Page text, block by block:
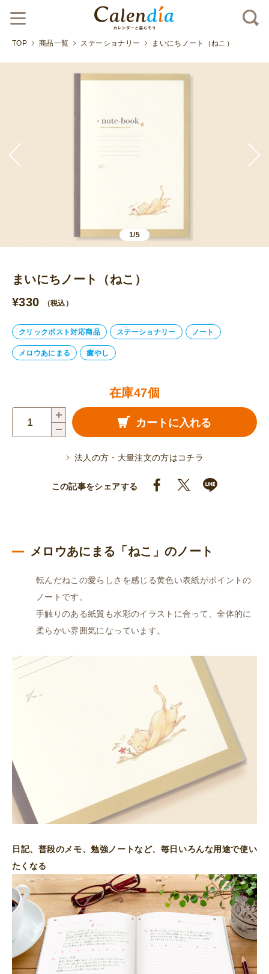
TOP 商品一覧 ステーショナリー まいにちノート（ねこ）
1/5
まいにちノート（ねこ）
¥330 （税込）
クリックポスト対応商品 ステーショナリー ノート
メロウあにまる 癒やし
在庫47個
こ）
カートに入れる
法人の方・大量注文の方はコチラ
この記事をシェアする
メロウあにまる「ねこ」のノート
転んだねこの愛らしさを感じる黄色い表紙がポイントの
ノートです。
手触りのある紙質も水彩のイラストに合って、全体的に
柔らかい雰囲気になっています。
日記、普段のメモ、勉強ノートなど、毎日いろんな用途で使い
たくなる